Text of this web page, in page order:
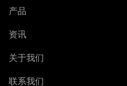
产品
资讯
关于我们
联系我们